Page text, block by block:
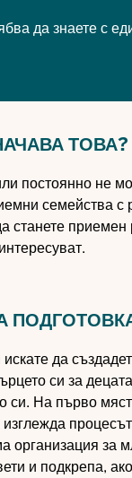
да знаете с
ТОВА?
постоянно не
семейства
приемен
да
си за
На първо
за
и подкрепа,